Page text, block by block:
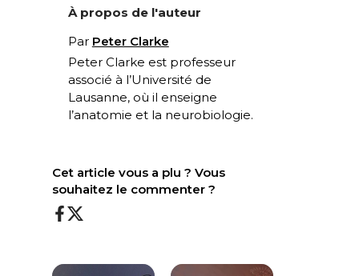
À propos de l'auteur
Par Peter Clarke
Peter Clarke est professeur
associé à l’Université de
Lausanne, où il enseigne
l’anatomie et la neurobiologie.
Cet article vous a plu ? Vous
souhaitez le commenter ?